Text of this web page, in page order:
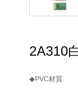
2A310
◆PVC材質